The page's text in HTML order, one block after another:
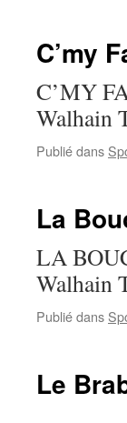
C’my
C’MY
Walhain
Publié dans
La
LA
Walhain
Publié dans
Le